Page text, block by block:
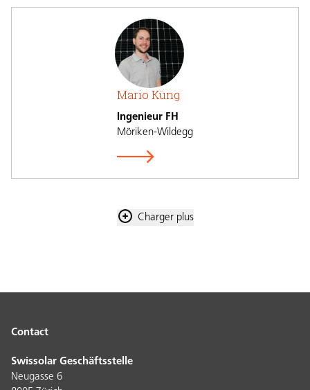
Mario Küng
Ingenieur FH
Möriken-Wildegg
Charger plus
Contact
Swissolar Geschäftsstelle
Neugasse 6